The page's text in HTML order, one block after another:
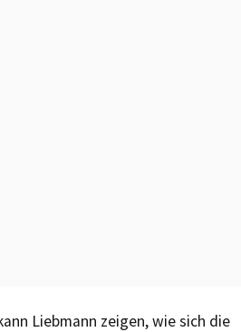
Liebmann zeigen, wie sich die